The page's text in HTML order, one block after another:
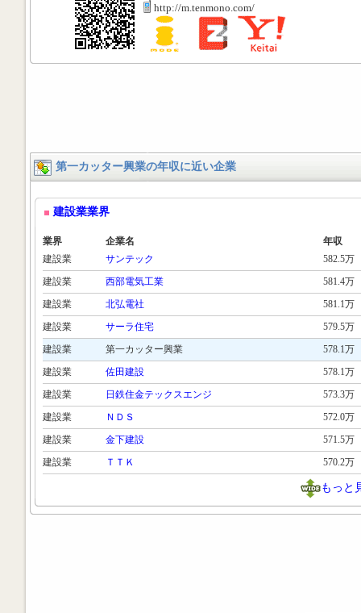
http://m.tenmono.com/
第一カッター興業の年収に近い企業
建設業業界
業界 企業名
年収
建設業
サンテック
582.5万
建設業
西部電気工業
581.4万
建設業
北弘電社
581.1万
建設業
サーラ住宅
579.5万
建設業
第一カッター興業
578.1万
建設業
佐田建設
578.1万
建設業
日鉄住金テックスエンジ
573.3万
建設業
ＮＤＳ
572.0万
建設業
金下建設
571.5万
建設業
ＴＴＫ 570.2万
もっと